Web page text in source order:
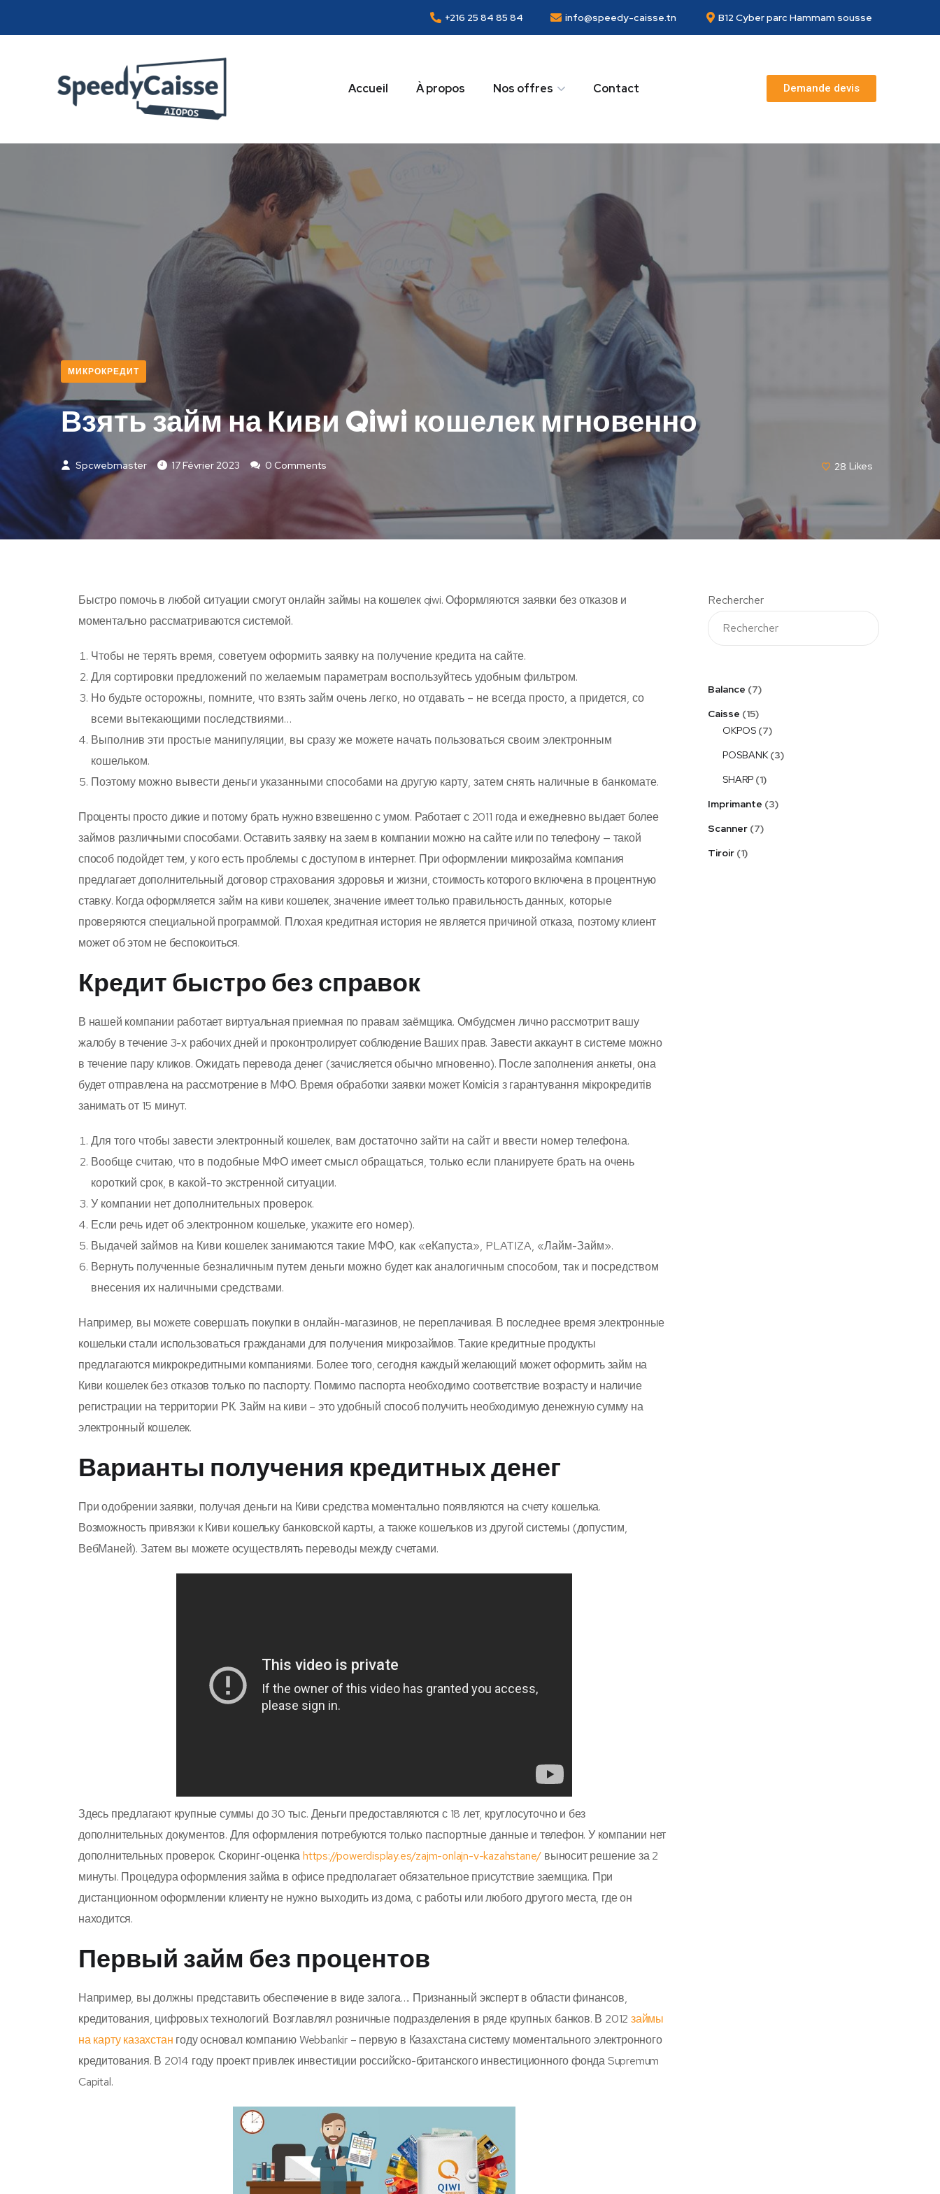
+216 25 84 85 84 info@speedy-caisse.tn B12 Cyber parc Hammam sousse
Accueil À propos Nos offres Contact Demande devis
МИКРОКРЕДИТ
Взять займ на Киви Qiwi кошелек мгновенно
Spcwebmaster 17 Février 2023 0 Comments 28 Likes
Быстро помочь в любой ситуации смогут онлайн займы на кошелек qiwi. Оформляются заявки без отказов и
моментально рассматриваются системой.
Чтобы не терять время, советуем оформить заявку на получение кредита на сайте.
Для сортировки предложений по желаемым параметрам воспользуйтесь удобным фильтром.
Но будьте осторожны, помните, что взять займ очень легко, но отдавать – не всегда просто, а придется, со
всеми вытекающими последствиями…
Выполнив эти простые манипуляции, вы сразу же можете начать пользоваться своим электронным
кошельком.
Поэтому можно вывести деньги указанными способами на другую карту, затем снять наличные в банкомате.
Проценты просто дикие и потому брать нужно взвешенно с умом. Работает с 2011 года и ежедневно выдает более
займов различными способами. Оставить заявку на заем в компании можно на сайте или по телефону — такой
способ подойдет тем, у кого есть проблемы с доступом в интернет. При оформлении микрозайма компания
предлагает дополнительный договор страхования здоровья и жизни, стоимость которого включена в процентную
ставку. Когда оформляется займ на киви кошелек, значение имеет только правильность данных, которые
проверяются специальной программой. Плохая кредитная история не является причиной отказа, поэтому клиент
может об этом не беспокоиться.
Кредит быстро без справок
В нашей компании работает виртуальная приемная по правам заёмщика. Омбудсмен лично рассмотрит вашу
жалобу в течение 3-х рабочих дней и проконтролирует соблюдение Ваших прав. Завести аккаунт в системе можно
в течение пару кликов. Ожидать перевода денег (зачисляется обычно мгновенно). После заполнения анкеты, она
будет отправлена на рассмотрение в МФО. Время обработки заявки может Комісія з гарантування мікрокредитів
занимать от 15 минут.
Для того чтобы завести электронный кошелек, вам достаточно зайти на сайт и ввести номер телефона.
Вообще считаю, что в подобные МФО имеет смысл обращаться, только если планируете брать на очень
короткий срок, в какой-то экстренной ситуации.
У компании нет дополнительных проверок.
Если речь идет об электронном кошельке, укажите его номер).
Выдачей займов на Киви кошелек занимаются такие МФО, как «еКапуста», PLATIZA, «Лайм-Займ».
Вернуть полученные безналичным путем деньги можно будет как аналогичным способом, так и посредством
внесения их наличными средствами.
Например, вы можете совершать покупки в онлайн-магазинов, не переплачивая. В последнее время электронные
кошельки стали использоваться гражданами для получения микрозаймов. Такие кредитные продукты
предлагаются микрокредитными компаниями. Более того, сегодня каждый желающий может оформить займ на
Киви кошелек без отказов только по паспорту. Помимо паспорта необходимо соответствие возрасту и наличие
регистрации на территории РК. Займ на киви – это удобный способ получить необходимую денежную сумму на
электронный кошелек.
Варианты получения кредитных денег
При одобрении заявки, получая деньги на Киви средства моментально появляются на счету кошелька.
Возможность привязки к Киви кошельку банковской карты, а также кошельков из другой системы (допустим,
ВебМаней). Затем вы можете осуществлять переводы между счетами.
Здесь предлагают крупные суммы до 30 тыс. Деньги предоставляются с 18 лет, круглосуточно и без
дополнительных документов. Для оформления потребуются только паспортные данные и телефон. У компании нет
дополнительных проверок. Скоринг-оценкаhttps://powerdisplay.es/zajm-onlajn-v-kazahstane/ выносит решение за 2
минуты. Процедура оформления займа в офисе предполагает обязательное присутствие заемщика. При
дистанционном оформлении клиенту не нужно выходить из дома, с работы или любого другого места, где он
находится.
Первый займ без процентов
Например, вы должны представить обеспечение в виде залога…. Признанный эксперт в области финансов,
кредитования, цифровых технологий. Возглавлял розничные подразделения в ряде крупных банков. В 2012 займы
на карту казахстан году основал компанию Webbankir – первую в Казахстана систему моментального электронного
кредитования. В 2014 году проект привлек инвестиции российско-британского инвестиционного фонда Supremum
Capital.
Rechercher
Balance
7
Caisse
15
OKPOS 7
POSBANK 3
SHARP 1
Imprimante
3
Scanner 7
Tiroir 1